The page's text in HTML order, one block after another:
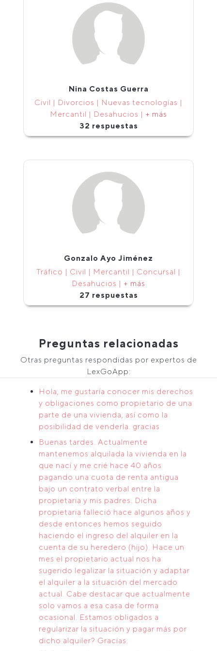
Nina Costas Guerra
Civil | Divorcios | Nuevas tecnologías |
Mercantil | Desahucios | + más
32 respuestas
Gonzalo Ayo Jiménez
Tráfico | Civil | Mercantil | Concursal |
Desahucios | + más
27 respuestas
Preguntas relacionadas
Otras preguntas respondidas por expertos de
LexGoApp:
Hola, me gustaría conocer mis derechos
y obligaciones como propietario de una
parte de una vivienda, así como la
posibilidad de venderla. gracias
Buenas tardes. Actualmente
mantenemos alquilada la vivienda en la
que nací y me crié hace 40 años
pagando una cuota de renta antigua
bajo un contrato verbal entre la
propietaria y mis padres. Dicha
propietaria falleció hace algunos años y
desde entonces hemos seguido
haciendo el ingreso del alquiler en la
cuenta de su heredero (hijo). Hace un
mes el propietario actual nos ha
sugerido legalizar la situación y adaptar
el alquiler a la situación del mercado
actual. Cabe destacar que actualmente
solo vamos a esa casa de forma
ocasional. Estamos obligados a
regularizar la situación y pagar más por
dicho alquiler? Gracias.